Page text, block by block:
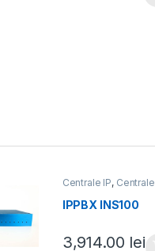
Centrale IP, Centrale
IPPBX INS100
3,914.00 lei